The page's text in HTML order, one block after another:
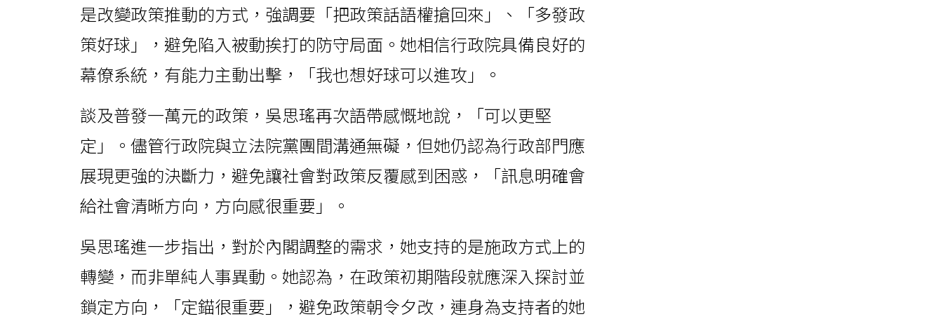
是改變政策推動的方式，強調要「把政策話語權搶回來」、「多發政
策好球」，避免陷入被動挨打的防守局面。她相信行政院具備良好的
幕僚系統，有能力主動出擊，「我也想好球可以進攻」。
談及普發一萬元的政策，吳思瑤再次語帶感慨地說，「可以更堅
定」。儘管行政院與立法院黨團間溝通無礙，但她仍認為行政部門應
展現更強的決斷力，避免讓社會對政策反覆感到困惑，「訊息明確會
給社會清晰方向，方向感很重要」。
吳思瑤進一步指出，對於內閣調整的需求，她支持的是施政方式上的
轉變，而非單純人事異動。她認為，在政策初期階段就應深入探討並
鎖定方向，「定錨很重要」，避免政策朝令夕改，連身為支持者的她